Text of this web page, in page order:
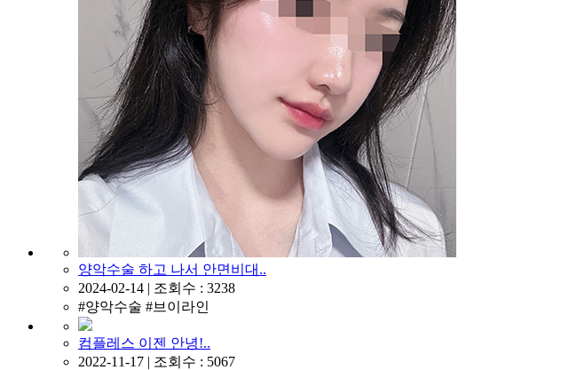
양악수술 하고 나서 안면비대..
2024-02-14 | 조회수 : 3238
#양악수술 #브이라인
컴플레스 이젠 안녕!..
2022-11-17 | 조회수 : 5067